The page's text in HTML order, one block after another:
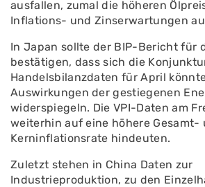
ausfallen, zumal die höheren
Inflations- und Zinserwartungen
In Japan sollte der BIP-Bericht für
bestätigen, dass sich die
Handelsbilanzdaten für April
Auswirkungen der gestiegenen
widerspiegeln. Die VPI-Daten am
weiterhin auf eine höhere Gesamt-
Kerninflationsrate hindeuten.
Zuletzt stehen in China Daten zur
Industrieproduktion, zu den